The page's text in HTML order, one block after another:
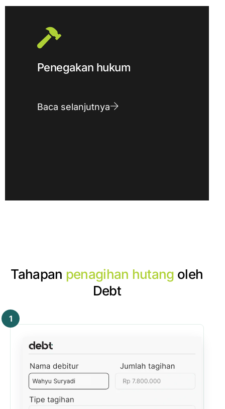
Penegakan hukum
Baca selanjutnya
Tahapan penagihan hutang oleh
Debt
1